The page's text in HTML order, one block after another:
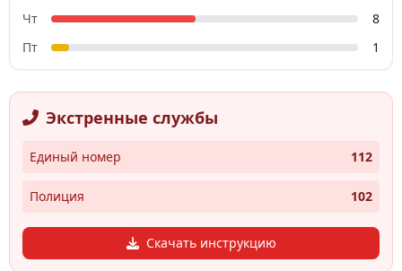
Чт
8
Пт
1
Экстренные службы
Единый номер 112
Полиция 102
Скачать инструкцию